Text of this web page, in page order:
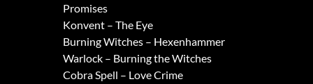
Promises
Konvent – The Eye
Burning Witches – Hexenhammer
Warlock – Burning the Witches
Cobra Spell – Love Crime